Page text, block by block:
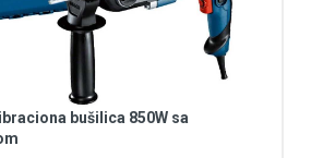
bušilica 850W sa